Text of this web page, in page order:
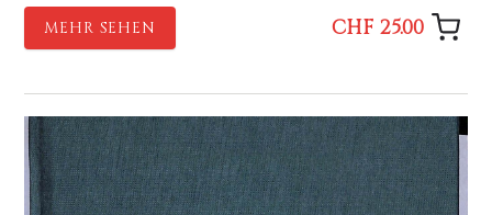
MEHR SEHEN CHF 25.00